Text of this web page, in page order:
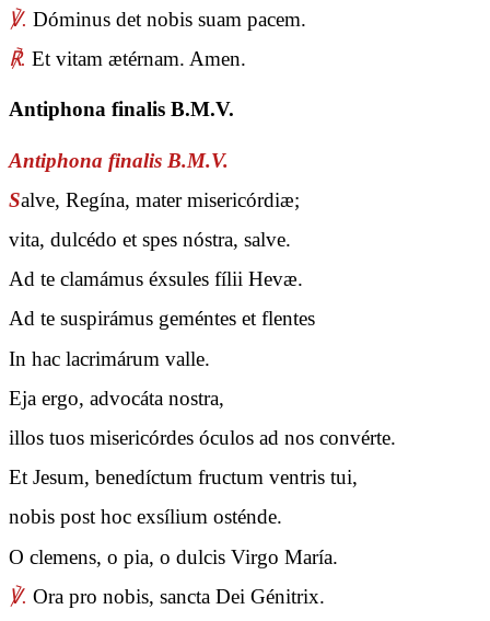
℣. Dóminus det nobis suam pacem.
℟. Et vitam ætérnam. Amen.
Antiphona finalis B.M.V.
Antiphona finalis B.M.V.
Salve, Regína, mater misericórdiæ;
vita, dulcédo et spes nóstra, salve.
Ad te clamámus éxsules fílii Hevæ.
Ad te suspirámus geméntes et flentes
In hac lacrimárum valle.
Eja ergo, advocáta nostra,
illos tuos misericórdes óculos ad nos convérte.
Et Jesum, benedíctum fructum ventris tui,
nobis post hoc exsílium osténde.
O clemens, o pia, o dulcis Virgo María.
℣. Ora pro nobis, sancta Dei Génitrix.